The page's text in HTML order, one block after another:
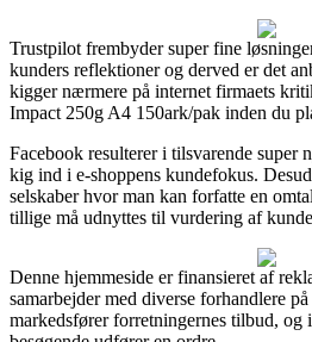
Trustpilot frembyder super fine
kunders reflektioner og derved er det
kigger nærmere på internet firmaets
Impact 250g A4 150ark/pak inden du
Facebook resulterer i tilsvarende super
kig ind i e-shoppens kundefokus.
selskaber hvor man kan forfatte en
tillige må udnyttes til vurdering af
Denne hjemmeside er finansieret af
samarbejder med diverse forhandlere
markedsfører forretningernes tilbud, og